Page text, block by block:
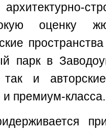
оценку
парк в
и
и премиум-класса.